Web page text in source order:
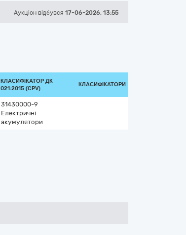
Аукціон відбувся 17-06-2026, 13:55
КЛАСИФІКАТОР ДК
021:2015 (CPV)
КЛАСИФІКАТОРИ
31430000-9
Електричні
акумулятори